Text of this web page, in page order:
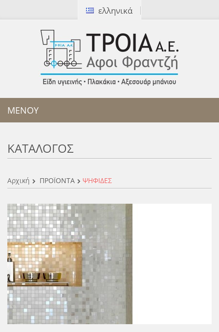
ελληνικά
[ Καλέστε μας:2310 327172]
ΜΕΝΟΥ
ΚΑΤΆΛΟΓΟΣ
Αρχική ΠΡΟΪΟΝΤΑ ΨΗΦΙΔΕΣ